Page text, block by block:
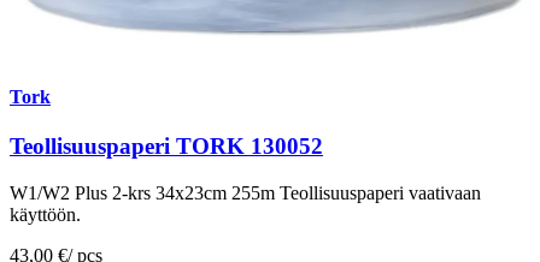
Tork
Teollisuuspaperi TORK 130052
W1/W2 Plus 2-krs 34x23cm 255m Teollisuuspaperi vaativaan
käyttöön.
43,00 €/ pcs